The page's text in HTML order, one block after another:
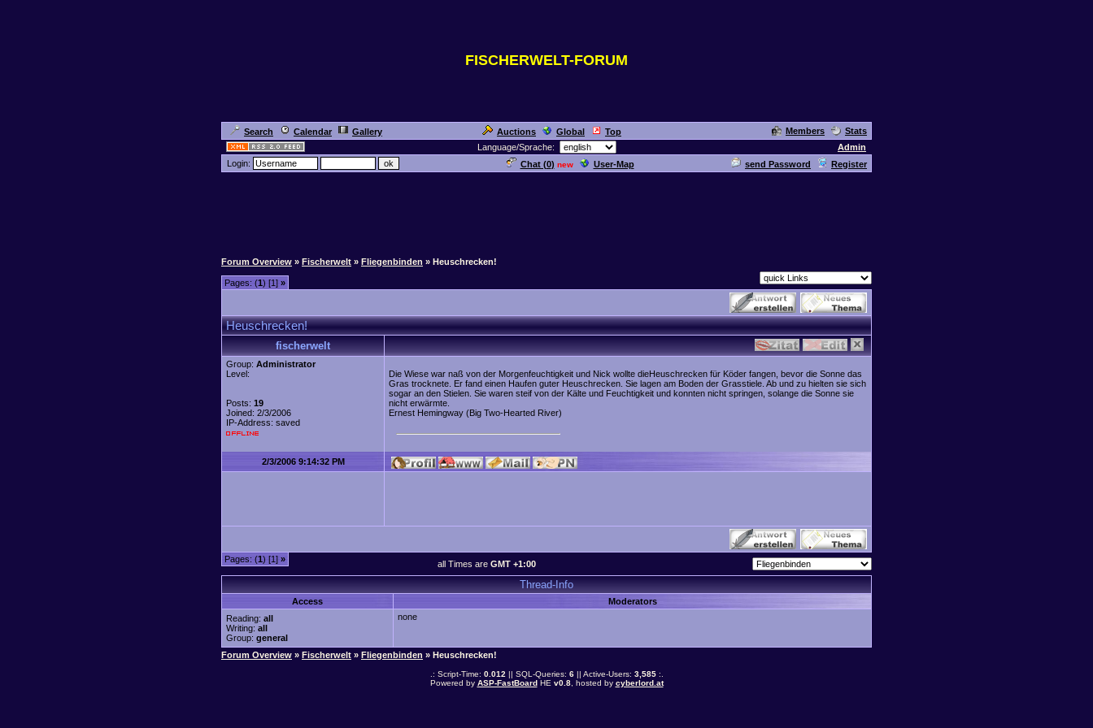
FISCHERWELT-FORUM
Search Calendar Gallery Auctions Global Top Members
Stats
Language/Sprache:
Admin
Login:
Chat (0) new User-Map send Password Register
Forum Overview » Fischerwelt » Fliegenbinden » Heuschrecken!
Pages: (1) [1] »
Heuschrecken!
fischerwelt
Group: Administrator
Level:
Posts: 19
Joined: 2/3/2006
IP-Address: saved
Die Wiese war naß von der Morgenfeuchtigkeit und Nick wollte dieHeuschrecken für Köder fangen, bevor die Sonne das
Gras trocknete. Er fand einen Haufen guter Heuschrecken. Sie lagen am Boden der Grasstiele. Ab und zu hielten sie sich
sogar an den Stielen. Sie waren steif von der Kälte und Feuchtigkeit und konnten nicht springen, solange die Sonne sie
nicht erwärmte.
Ernest Hemingway (Big Two-Hearted River)
2/3/2006 9:14:32 PM
Pages: (1) [1] » all Times are GMT +1:00
Thread-Info
Access
Moderators
Reading: all
Writing: all
Group: general
none
Forum Overview » Fischerwelt » Fliegenbinden » Heuschrecken!
.: Script-Time: 0.012 || SQL-Queries: 6|| Active-Users: 3,585:.
Powered by ASP-FastBoardHE v0.8, hosted by cyberlord.at